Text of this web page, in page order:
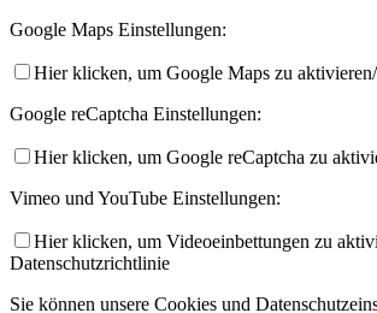
Google Maps Einstellungen:
Hier klicken, um Google Maps zu
Google reCaptcha Einstellungen:
Hier klicken, um Google reCaptcha zu
Vimeo und YouTube Einstellungen:
Hier klicken, um Videoeinbettungen zu
Datenschutzrichtlinie
Sie können unsere Cookies und